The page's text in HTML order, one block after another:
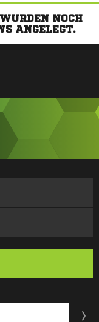
NOCH
ANGELEGT.